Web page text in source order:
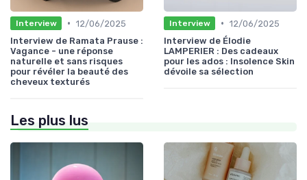
Interview • 12/06/2025
Interview de Ramata Prause :
Vagance - une réponse
naturelle et sans risques
pour révéler la beauté des
cheveux texturés
Interview • 12/06/2025
Interview de Élodie
LAMPERIER : Des cadeaux
pour les ados : Insolence Skin
dévoile sa sélection
Les plus lus